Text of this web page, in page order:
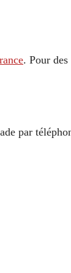
. Pour
par